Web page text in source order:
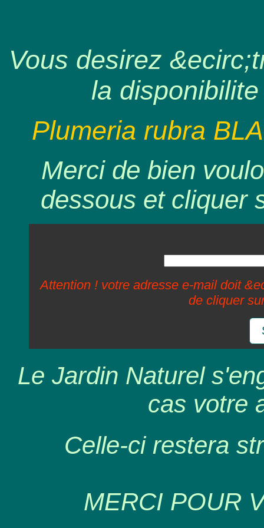
Vous desirez
la
Plumeria rubra
Merci de bien
dessous et cliquer
Attention ! votre adresse e-mail doit
de cliquer
Le Jardin Naturel
cas votre
Celle-ci restera
MERCI POUR